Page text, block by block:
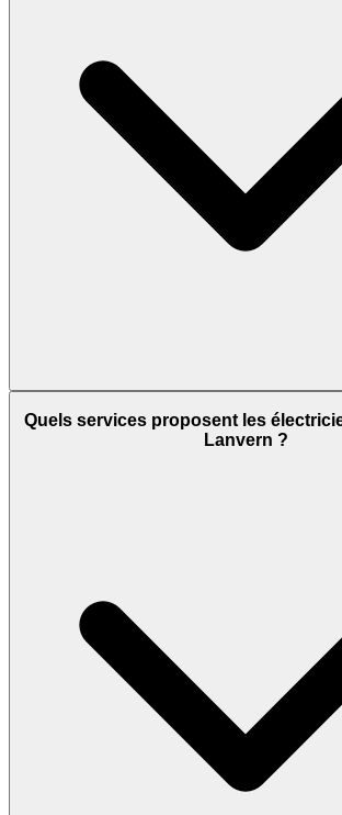
Quels services proposent les
Lanvern ?